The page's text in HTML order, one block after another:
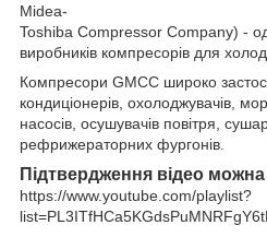
Midea-
Toshiba Compressor Company) -
виробників компресорів для
Компресори GMCC широко
кондиціонерів, охолоджувачів,
насосів, осушувачів повітря,
рефрижераторних фургонів.
Підтвердження відео
https://www.youtube.com/playlist?